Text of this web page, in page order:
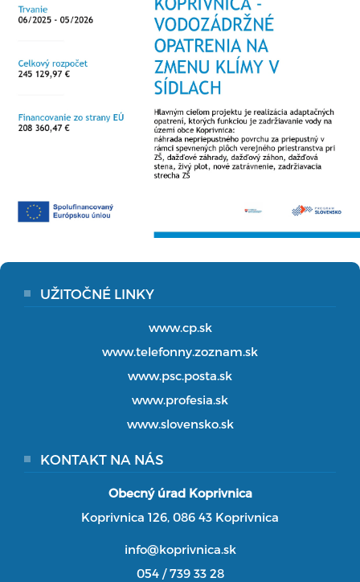
UŽITOČNÉ LINKY
www.cp.sk
www.telefonny.zoznam.sk
www.psc.posta.sk
www.profesia.sk
www.slovensko.sk
KONTAKT NA NÁS
Obecný úrad Koprivnica
Koprivnica 126, 086 43 Koprivnica
info@koprivnica.sk
054 / 739 33 28